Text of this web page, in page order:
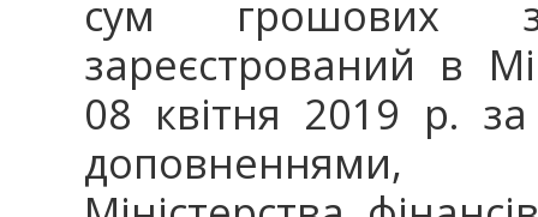
сум грошових
зареєстрований в
08 квітня 2019 р.
доповненнями,